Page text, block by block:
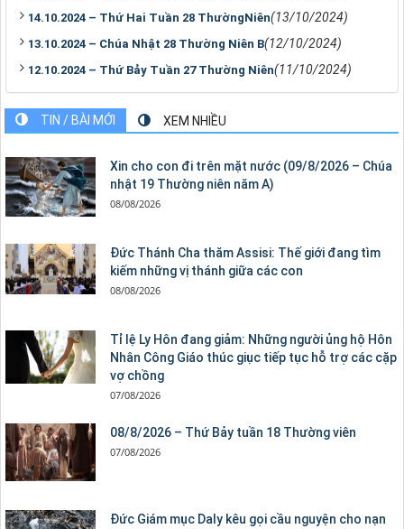
14.10.2024 – Thứ Hai Tuần 28 ThườngNiên(13/10/2024)
13.10.2024 – Chúa Nhật 28 Thường Niên B(12/10/2024)
12.10.2024 – Thứ Bảy Tuần 27 Thường Niên(11/10/2024)
TIN / BÀI MỚI XEM NHIỀU
Xin cho con đi trên mặt nước (09/8/2026 – Chúa
nhật 19 Thường niên năm A)
08/08/2026
Đức Thánh Cha thăm Assisi: Thế giới đang tìm
kiếm những vị thánh giữa các con
08/08/2026
Tỉ lệ Ly Hôn đang giảm: Những người ủng hộ Hôn
Nhân Công Giáo thúc giục tiếp tục hỗ trợ các cặp
vợ chồng
07/08/2026
08/8/2026 – Thứ Bảy tuần 18 Thường viên
07/08/2026
Đức Giám mục Daly kêu gọi cầu nguyện cho nạn